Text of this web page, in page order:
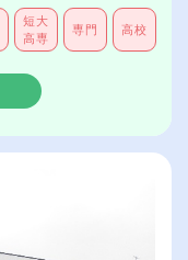
短大
高専
専門 高校